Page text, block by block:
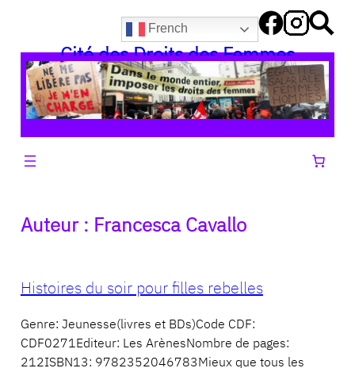
contenu
French
Cité des Droits des Femmes
Auteur : Francesca Cavallo
Histoires du soir pour filles rebelles
Genre: Jeunesse(livres et BDs)Code CDF:
CDF0271Editeur: Les ArènesNombre de pages:
212ISBN13: 9782352046783Mieux que tous les